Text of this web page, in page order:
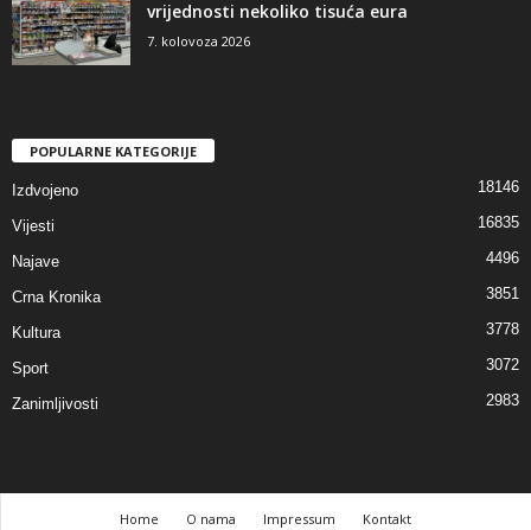
vrijednosti nekoliko tisuća eura
7. kolovoza 2026
POPULARNE KATEGORIJE
Izdvojeno 18146
Vijesti 16835
Najave 4496
Crna Kronika 3851
Kultura 3778
Sport 3072
Zanimljivosti 2983
Home O nama Impressum Kontakt